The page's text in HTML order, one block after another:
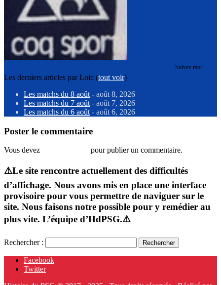
Suivez-moi
Les derniers articles par Loic (tout voir)
Les matchs du 8 août - août 8, 2026
Les matchs du 7 août - août 7, 2026
Les matchs du 6 août - août 6, 2026
Poster le commentaire
Vous devez pour publier un commentaire.
⚠️Le site rencontre actuellement des difficultés
d’affichage. Nous avons mis en place une interface
provisoire pour vous permettre de naviguer sur le
site. Nous faisons notre possible pour y remédier au
plus vite. L’équipe d’HdPSG.⚠️
Rechercher :
Facebook
Twitter